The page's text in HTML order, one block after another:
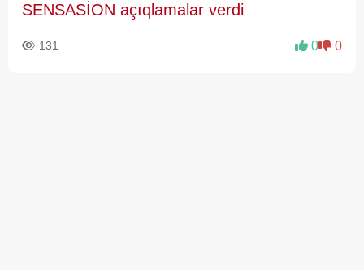
SENSASİON açıqlamalar verdi
131 0 0